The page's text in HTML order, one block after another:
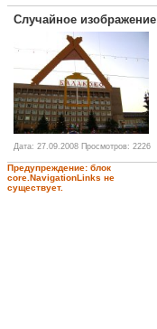
Случайное изображение
Дата: 27.09.2008 Просмотров: 2226
Предупреждение: блок
core.NavigationLinks не
существует.